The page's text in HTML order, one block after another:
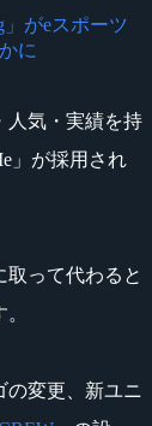
」がeスポーツ
に
人気・実績を持
」が採用され
って代わると
の変更、新ユニ